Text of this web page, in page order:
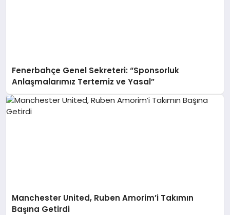
Fenerbahçe Genel Sekreteri: “Sponsorluk
Anlaşmalarımız Tertemiz ve Yasal”
Manchester United, Ruben Amorim’i Takımın
Başına Getirdi